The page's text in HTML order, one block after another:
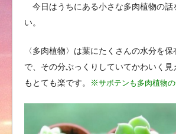
今日はうちにある小さな多肉植物の話
い。
〈多肉植物〉は葉にたくさんの水分を
で、その分ぷっくりしていてかわいく
もとても楽です。
※サボテンも多肉植物